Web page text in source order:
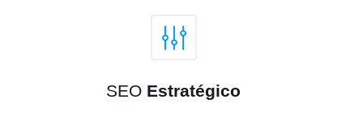
SEO Estratégico